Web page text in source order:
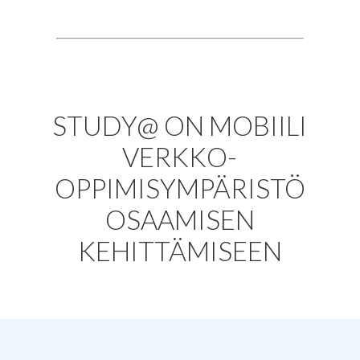
STUDY@ ON MOBIILI
VERKKO-
OPPIMISYMPÄRISTÖ
OSAAMISEN
KEHITTÄMISEEN